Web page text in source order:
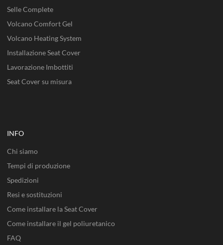
Selle Complete
Volcano Comfort Gel
Volcano Heating System
Installazione Seat Cover
Lavorazione Imbottiti
Seat Cover su misura
INFO
Chi siamo
Tempi di produzione
Spedizioni
Resi e sostituzioni
Come installare la Seat Cover
Come installare il gel poliuretanico
FAQ